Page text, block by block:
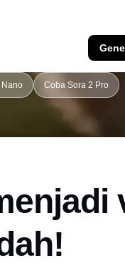
Coba Sora 2 Pro